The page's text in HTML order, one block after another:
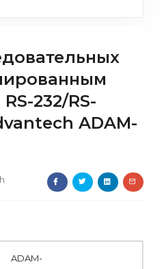
232/RS-
ADAM-
ADAM-